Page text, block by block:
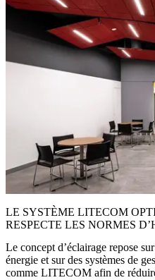
LE SYSTÈME LITECOM
RESPECTE LES NORMES
Le concept d’éclairage repose
énergie et sur des systèmes de
comme LITECOM afin de